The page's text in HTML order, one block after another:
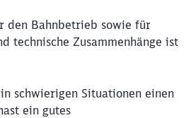
den Bahnbetrieb sowie für
technische Zusammenhänge ist
schwierigen Situationen einen
ein gutes